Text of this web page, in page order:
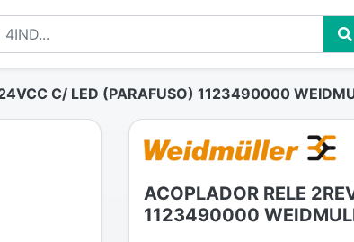
C/ LED (PARAFUSO) 1123490000
ACOPLADOR RELE
1123490000